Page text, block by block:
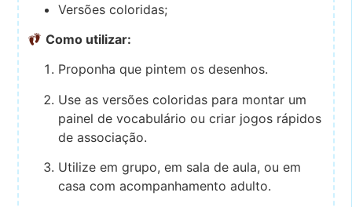
Versões coloridas;
Como utilizar:
Proponha que pintem os desenhos.
Use as versões coloridas para montar um
painel de vocabulário ou criar jogos rápidos
de associação.
Utilize em grupo, em sala de aula, ou em
casa com acompanhamento adulto.